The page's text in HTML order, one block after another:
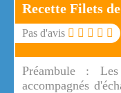
Recette Filets
Pas d'avis
Préambule :
accompagnés